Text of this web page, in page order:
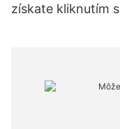
získate kliknutím